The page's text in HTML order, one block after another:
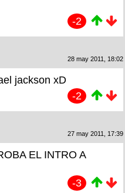
-2
28 may 2011, 18:02
jackson xD
-2
27 may 2011, 17:39
EL INTRO A
-3